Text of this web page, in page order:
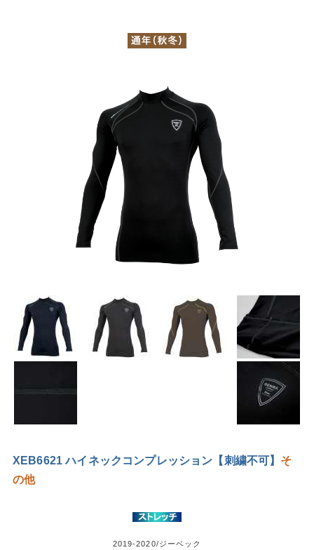
XEB6621 ハイネックコンプレッション【刺繍不可】 そ
の他
2019-2020/ジーベック